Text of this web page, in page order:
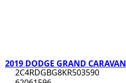
2019 DODGE GRAND CARAVAN
2C4RDGBG8KR503590